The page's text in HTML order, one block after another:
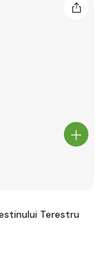
Terestru